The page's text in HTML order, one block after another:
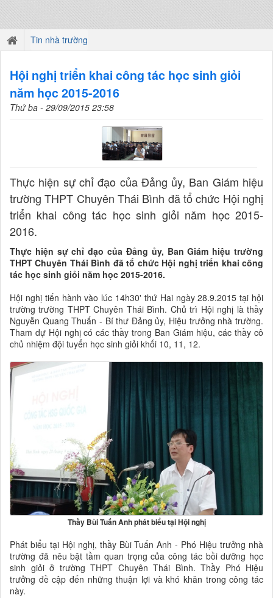
Tin nhà trường
Hội nghị triển khai công tác học sinh giỏi
năm học 2015-2016
Thứ ba - 29/09/2015 23:58
Thực hiện sự chỉ đạo của Đảng ủy, Ban Giám hiệu
trường THPT Chuyên Thái Bình đã tổ chức Hội nghị
triển khai công tác học sinh giỏi năm học 2015-
2016.
Thực hiện sự chỉ đạo của Đảng ủy, Ban Giám hiệu trường
THPT Chuyên Thái Bình đã tổ chức Hội nghị triển khai công
tác học sinh giỏi năm học 2015-2016.
Hội nghị tiến hành vào lúc 14h30' thứ Hai ngày 28.9.2015 tại hội
trường trường THPT Chuyên Thái Bình. Chủ trì Hội nghị là thầy
Nguyễn Quang Thuấn - Bí thư Đảng ủy, Hiệu trưởng nhà trường.
Tham dự Hội nghị có các thầy trong Ban Giám hiệu, các thầy cô
chủ nhiệm đội tuyển học sinh giỏi khối 10, 11, 12.
Thầy Bùi Tuấn Anh phát biểu tại Hội nghị
Phát biểu tại Hội nghị, thầy Bùi Tuấn Anh - Phó Hiệu trưởng nhà
trường đã nêu bật tầm quan trọng của công tác bồi dưỡng học
sinh giỏi ở trường THPT Chuyên Thái Bình. Thầy Phó Hiệu
trưởng đề cập đến những thuận lợi và khó khăn trong công tác
này.